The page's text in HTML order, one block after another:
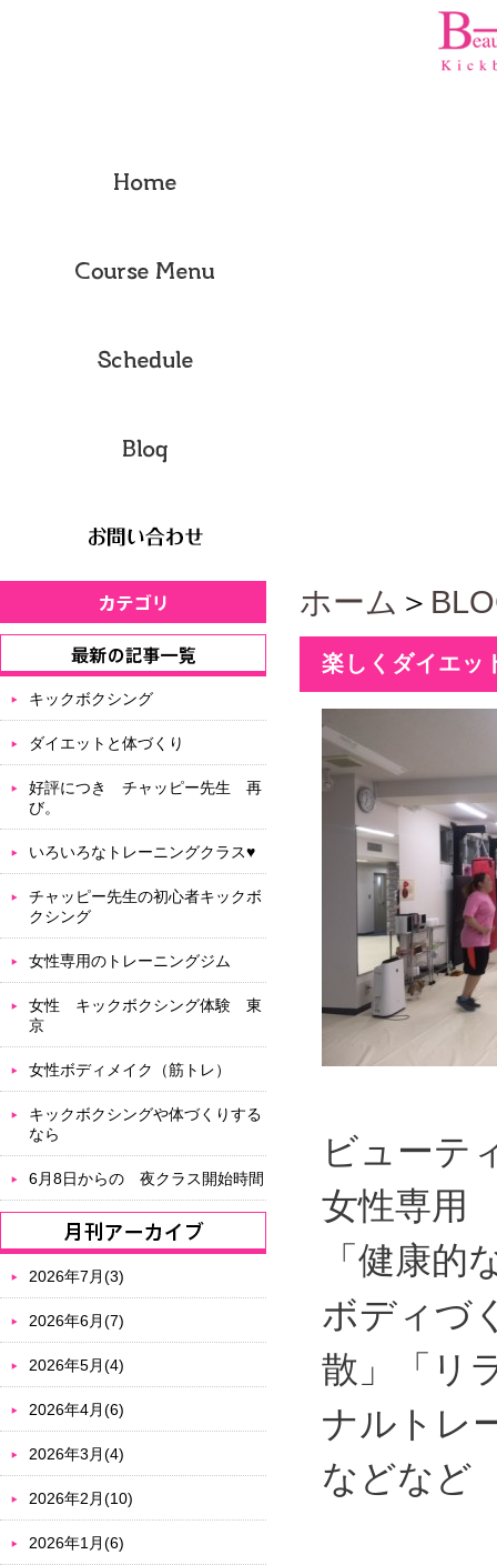
ホーム ＞
楽しくダイエッ
ビューテ
女性専用
「健康的
ボディづ
散」「リ
ナルトレ
などなど
キックボクシング
ダイエットと体づくり
好評につき チャッピー先生 再
び。
いろいろなトレーニングクラス♥
チャッピー先生の初心者キックボ
クシング
女性専用のトレーニングジム
女性 キックボクシング体験 東
京
女性ボディメイク（筋トレ）
キックボクシングや体づくりする
なら
6月8日からの 夜クラス開始時間
2026年7月(3)
2026年6月(7)
2026年5月(4)
2026年4月(6)
2026年3月(4)
2026年2月(10)
2026年1月(6)